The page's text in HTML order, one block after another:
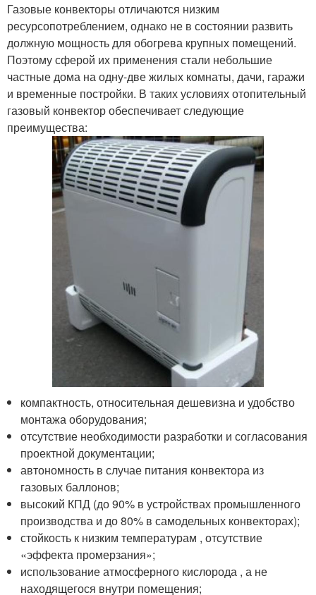
Газовые конвекторы отличаются низким
ресурсопотреблением, однако не в состоянии развить
должную мощность для обогрева крупных помещений.
Поэтому сферой их применения стали небольшие
частные дома на одну-две жилых комнаты, дачи, гаражи
и временные постройки. В таких условиях отопительный
газовый конвектор обеспечивает следующие
преимущества:
компактность, относительная дешевизна и удобство
монтажа оборудования;
отсутствие необходимости разработки и согласования
проектной документации;
автономность в случае питания конвектора из
газовых баллонов;
высокий КПД (до 90% в устройствах промышленного
производства и до 80% в самодельных конвекторах);
стойкость к низким температурам , отсутствие
«эффекта промерзания»;
использование атмосферного кислорода , а не
находящегося внутри помещения;